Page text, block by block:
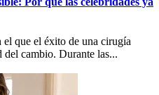
que el éxito de una cirugía
del cambio. Durante las...